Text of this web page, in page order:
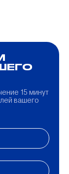
15 минут
вашего